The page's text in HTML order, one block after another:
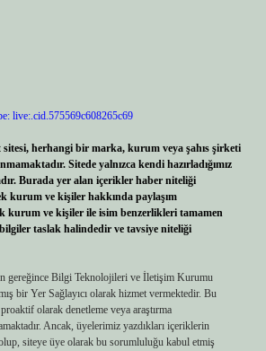
live:.cid.575569c608265c69
herhangi bir marka, kurum veya şahıs şirketi
Sitede yalnızca kendi hazırladığımız
Burada yer alan içerikler haber niteliği
kurum ve kişiler hakkında paylaşım
kurum ve kişiler ile isim benzerlikleri tamamen
taslak halindedir ve tavsiye niteliği
gereğince Bilgi Teknolojileri ve İletişim Kurumu
bir Yer Sağlayıcı olarak hizmet vermektedir. Bu
olarak denetleme veya araştırma
Ancak, üyelerimiz yazdıkları içeriklerin
siteye üye olarak bu sorumluluğu kabul etmiş